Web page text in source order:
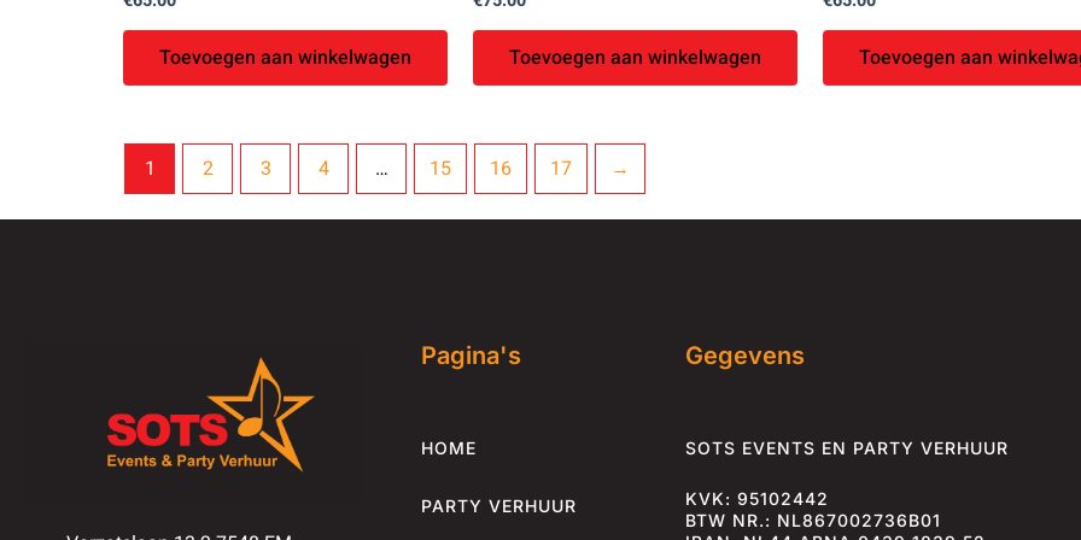
Toevoegen aan winkelwagen Toevoegen aan winkelwagen Toevoegen aan
1 2 3 4 … 15 16 17 →
Pagina's
HOME
PARTY VERHUUR
Gegevens
SOTS EVENTS EN PARTY VERHUUR
KVK: 95102442
BTW NR.: NL867002736B01